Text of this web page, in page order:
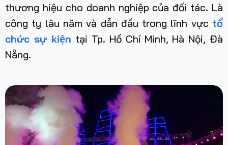
thương hiệu cho doanh nghiệp của đối tác. Là
công ty lâu năm và dẫn đầu trong lĩnh vực tổ
chức sự kiện tại Tp. Hồ Chí Minh, Hà Nội, Đà
Nẵng.